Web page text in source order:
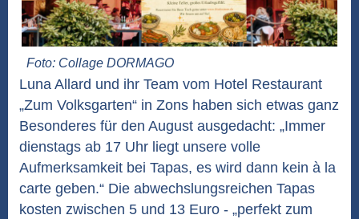
Foto: Collage DORMAGO
Luna Allard und ihr Team vom Hotel Restaurant
„Zum Volksgarten“ in Zons haben sich etwas ganz
Besonderes für den August ausgedacht: „Immer
dienstags ab 17 Uhr liegt unsere volle
Aufmerksamkeit bei Tapas, es wird dann kein à la
carte geben.“ Die abwechslungsreichen Tapas
kosten zwischen 5 und 13 Euro - „perfekt zum